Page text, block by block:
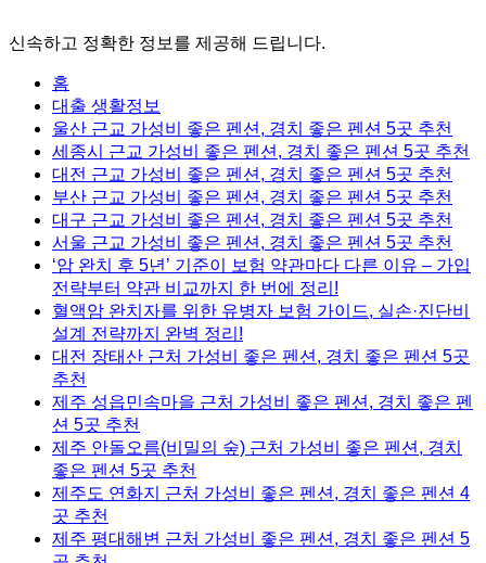
신속하고 정확한 정보를 제공해 드립니다.
홈
대출 생활정보
울산 근교 가성비 좋은 펜션, 경치 좋은 펜션 5곳 추천
세종시 근교 가성비 좋은 펜션, 경치 좋은 펜션 5곳 추천
대전 근교 가성비 좋은 펜션, 경치 좋은 펜션 5곳 추천
부산 근교 가성비 좋은 펜션, 경치 좋은 펜션 5곳 추천
대구 근교 가성비 좋은 펜션, 경치 좋은 펜션 5곳 추천
서울 근교 가성비 좋은 펜션, 경치 좋은 펜션 5곳 추천
‘암 완치 후 5년’ 기준이 보험 약관마다 다른 이유 – 가입
전략부터 약관 비교까지 한 번에 정리!
혈액암 완치자를 위한 유병자 보험 가이드, 실손·진단비
설계 전략까지 완벽 정리!
대전 장태산 근처 가성비 좋은 펜션, 경치 좋은 펜션 5곳
추천
제주 성읍민속마을 근처 가성비 좋은 펜션, 경치 좋은 펜
션 5곳 추천
제주 안돌오름(비밀의 숲) 근처 가성비 좋은 펜션, 경치
좋은 펜션 5곳 추천
제주도 연화지 근처 가성비 좋은 펜션, 경치 좋은 펜션 4
곳 추천
제주 평대해변 근처 가성비 좋은 펜션, 경치 좋은 펜션 5